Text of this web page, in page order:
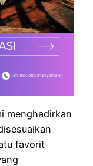
menghadirkan
favorit